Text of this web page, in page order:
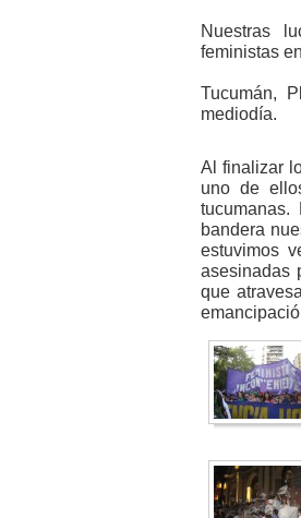
Nuestras
feministas
Tucumán,
mediodía.
Al finalizar
uno de
bandera
estuvimos
asesinadas
que